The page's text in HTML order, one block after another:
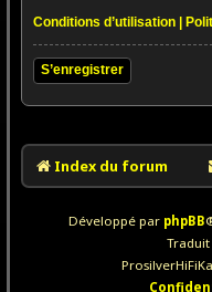
Conditions d’utilisation |
S’enregistrer
Index du forum
Développé par phpBB